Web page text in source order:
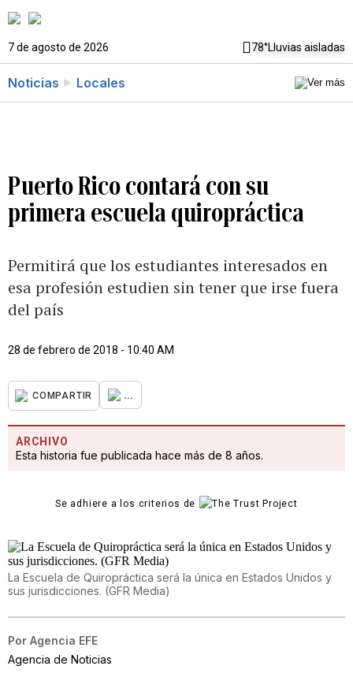
7 de agosto de 2026 78°Lluvias aisladas
Noticias Locales
Puerto Rico contará con su
primera escuela quiropráctica
Permitirá que los estudiantes interesados en
esa profesión estudien sin tener que irse fuera
del país
28 de febrero de 2018 - 10:40 AM
COMPARTIR ...
ARCHIVO
Esta historia fue publicada hace más de 8 años.
Se adhiere a los criterios de
La Escuela de Quiropráctica será la única en Estados Unidos y
sus jurisdicciones. (GFR Media)
Por Agencia EFE
Agencia de Noticias